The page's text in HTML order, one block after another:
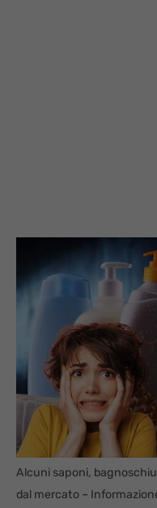
Alcuni saponi,
dal mercato –